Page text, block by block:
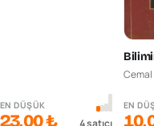
EN DÜŞÜK
23,00 ₺ 4satıcı
Cemal
EN